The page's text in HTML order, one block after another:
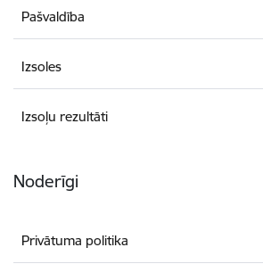
Pašvaldība
Izsoles
Izsoļu rezultāti
Noderīgi
Privātuma politika